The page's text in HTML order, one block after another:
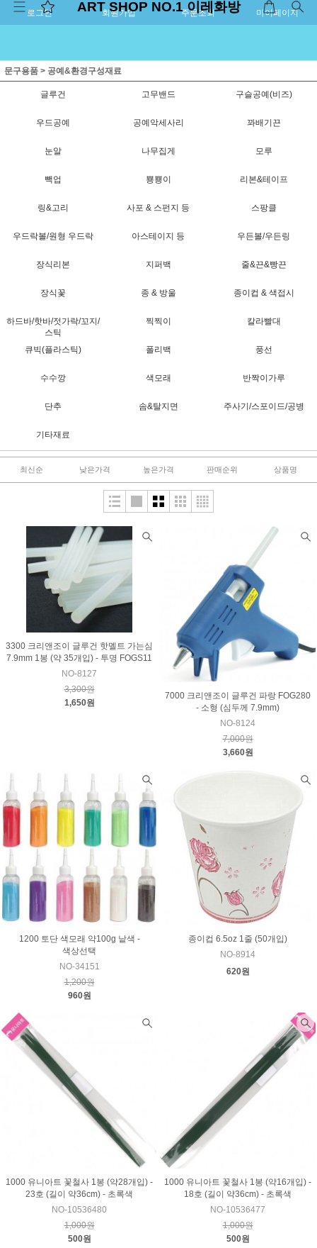
로그인 회원가입 주문조회 마이페이지
ART SHOP NO.1 이레화방
문구용품 > 공예&환경구성재료
글루건 고무밴드 구슬공예(비즈)
우드공예 공예악세사리 꽈배기끈
눈알 나무집게 모루
빽업 뿅뿅이 리본&테이프
링&고리 사포 & 스펀지 등 스팡클
우드락볼/원형 우드락 아스테이지 등 우든볼/우든링
장식리본 지퍼백 줄&끈&빵끈
장식꽃 종 & 방울 종이컵 & 색접시
하드바/핫바/젓가락/꼬지/
스틱
찍찍이 칼라빨대
큐빅(플라스틱) 폴리백 풍선
수수깡 색모래 반짝이가루
단추 솜&탈지면 주사기/스포이드/공병
기타재료
최신순 낮은가격 높은가격 판매순위 상품명
3300 크리앤조이 글루건 핫멜트 가는심
7.9mm 1봉 (약 35개입) - 투명 FOGS11
NO-8127
3,300원
1,650원
7000 크리앤조이 글루건 파랑 FOG280
- 소형 (심두께 7.9mm)
NO-8124
7,000원
3,660원
1200 토단 색모래 약100g 낱색 -
색상선택
NO-34151
1,200원
960원
종이컵 6.5oz 1줄 (50개입)
NO-8914
620원
1000 유니아트 꽃철사 1봉 (약28개입) -
23호 (길이 약36cm) - 초록색
NO-10536480
1,000원
500원
1000 유니아트 꽃철사 1봉 (약16개입) -
18호 (길이 약36cm) - 초록색
NO-10536477
1,000원
500원